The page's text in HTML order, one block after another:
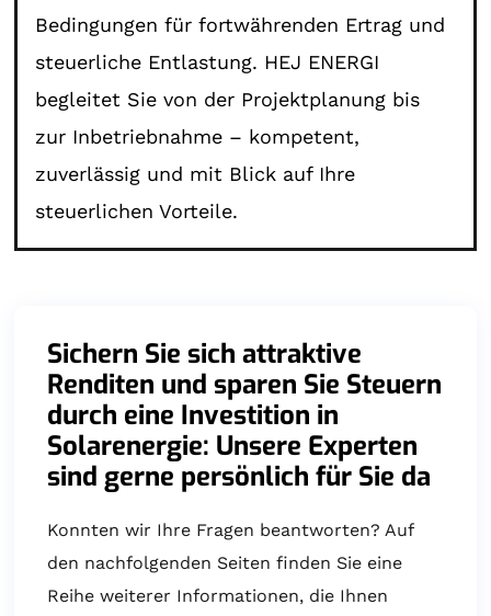
Bedingungen für fortwährenden Ertrag und
steuerliche Entlastung. HEJ ENERGI
begleitet Sie von der Projektplanung bis
zur Inbetriebnahme – kompetent,
zuverlässig und mit Blick auf Ihre
steuerlichen Vorteile.
Sichern Sie sich attraktive
Renditen und sparen Sie Steuern
durch eine Investition in
Solarenergie: Unsere Experten
sind gerne persönlich für Sie da
Konnten wir Ihre Fragen beantworten? Auf
den nachfolgenden Seiten finden Sie eine
Reihe weiterer Informationen, die Ihnen